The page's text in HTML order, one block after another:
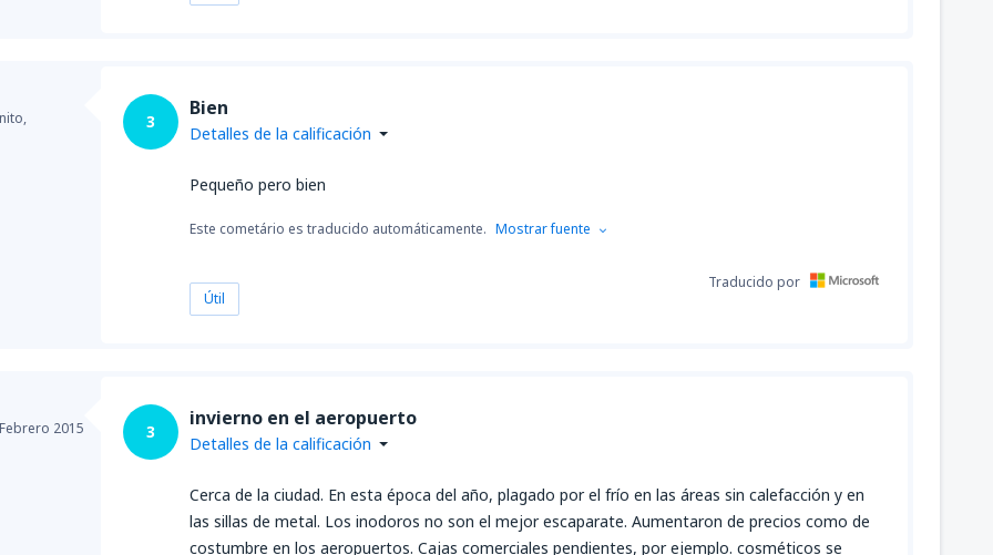
3
Bien
Detalles de la calificación
Pequeño pero bien
Este cometário es traducido automáticamente. Mostrar fuente
Útil
Traducido por
Febrero 2015 3
invierno en el aeropuerto
Detalles de la calificación
Cerca de la ciudad. En esta época del año, plagado por el frío en las áreas sin calefacción y en
las sillas de metal. Los inodoros no son el mejor escaparate. Aumentaron de precios como de
costumbre en los aeropuertos. Cajas comerciales pendientes, por ejemplo. cosméticos se